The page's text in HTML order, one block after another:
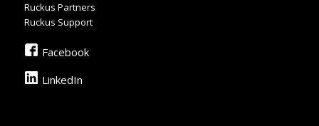
Ruckus Partners
Ruckus Support
Facebook
LinkedIn